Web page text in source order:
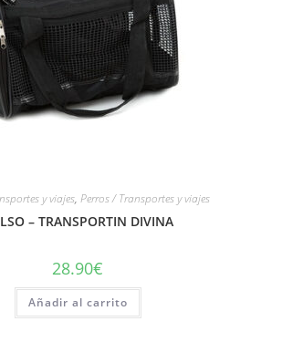
y viajes, Perros / Transportes y viajes
– TRANSPORTIN DIVINA
28.90€
Añadir al carrito